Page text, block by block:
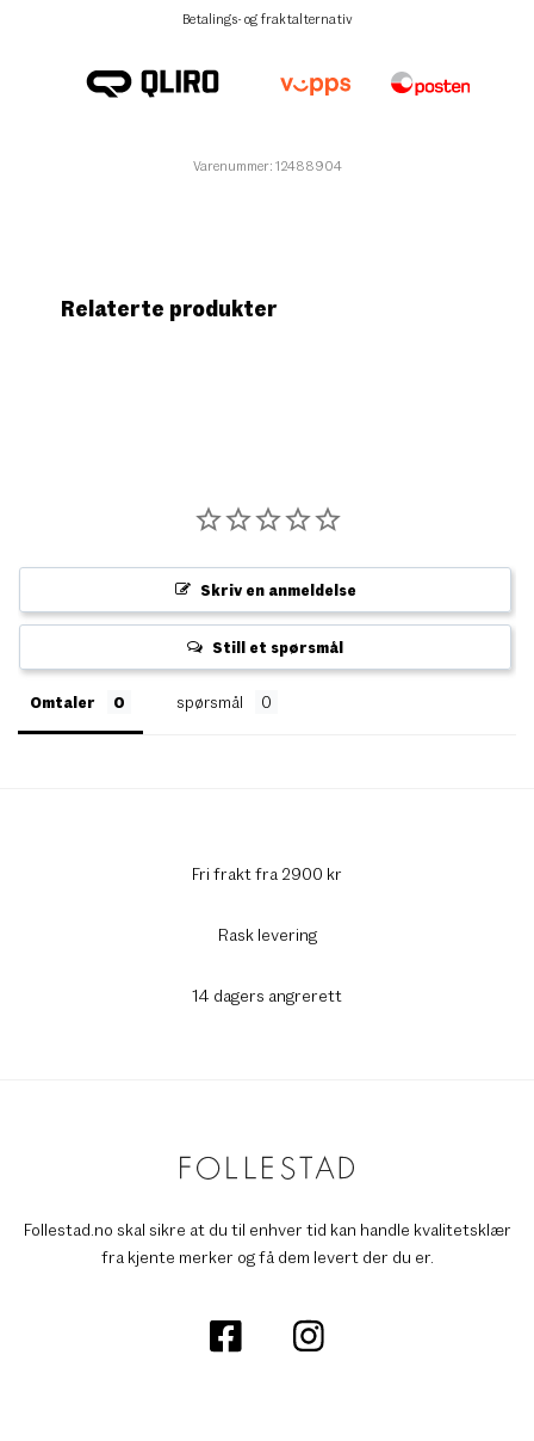
Betalings- og fraktalternativ
Varenummer: 12488904
Relaterte produkter
Skriv en anmeldelse
Still et spørsmål
Omtaler spørsmål
Fri frakt fra 2900 kr
Rask levering
14 dagers angrerett
Follestad.no skal sikre at du til enhver tid kan handle kvalitetsklær
fra kjente merker og få dem levert der du er.